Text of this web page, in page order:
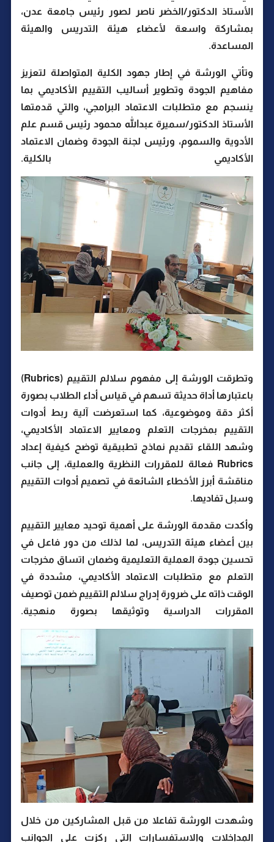
الأستاذ الدكتور/الخضر ناصر لصور رئيس جامعة عدن،
بمشاركة واسعة لأعضاء هيئة التدريس والهيئة
المساعدة.
وتأتي الورشة في إطار جهود الكلية المتواصلة لتعزيز
مفاهيم الجودة وتطوير أساليب التقييم الأكاديمي بما
ينسجم مع متطلبات الاعتماد البرامجي، والتي قدمتها
الأستاذ الدكتور/سميرة عبدالله محمود رئيس قسم علم
الأدوية والسموم، ورئيس لجنة الجودة وضمان الاعتماد
الأكاديمي بالكلية.
وتطرقت الورشة إلى مفهوم سلالم التقييم (Rubrics)
باعتبارها أداة حديثة تسهم في قياس أداء الطلاب بصورة
أكثر دقة وموضوعية، كما استعرضت آلية ربط أدوات
التقييم بمخرجات التعلم ومعايير الاعتماد الأكاديمي،
وشهد اللقاء تقديم نماذج تطبيقية توضح كيفية إعداد
Rubrics فعالة للمقررات النظرية والعملية، إلى جانب
مناقشة أبرز الأخطاء الشائعة في تصميم أدوات التقييم
وسبل تفاديها.
وأكدت مقدمة الورشة على أهمية توحيد معايير التقييم
بين أعضاء هيئة التدريس، لما لذلك من دور فاعل في
تحسين جودة العملية التعليمية وضمان اتساق مخرجات
التعلم مع متطلبات الاعتماد الأكاديمي، مشددة في
الوقت ذاته على ضرورة إدراج سلالم التقييم ضمن توصيف
المقررات الدراسية وتوثيقها بصورة منهجية.
وشهدت الورشة تفاعلا من قبل المشاركين من خلال
المداخلات والاستفسارات التي ركزت على الجوانب